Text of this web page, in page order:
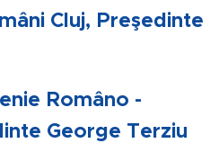
Cluj, Preşedinte
Româno -
George Terziu